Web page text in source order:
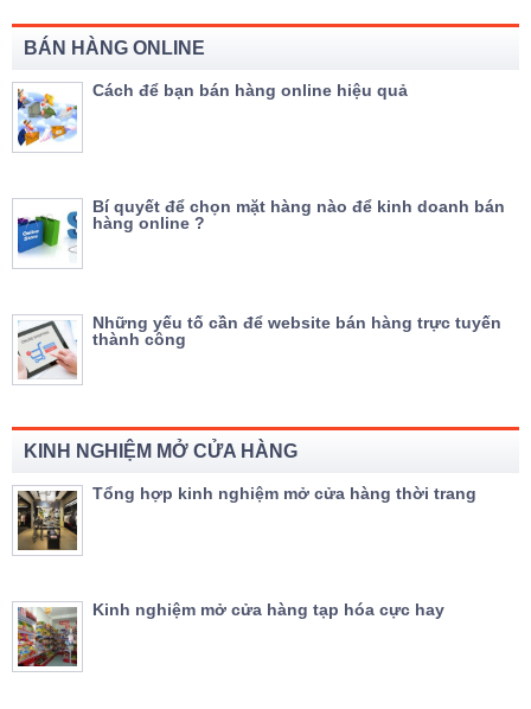
BÁN HÀNG ONLINE
Cách để bạn bán hàng online hiệu quả
Bí quyết để chọn mặt hàng nào để kinh doanh bán
hàng online ?
Những yếu tố cần để website bán hàng trực tuyến
thành công
KINH NGHIỆM MỞ CỬA HÀNG
Tổng hợp kinh nghiệm mở cửa hàng thời trang
Kinh nghiệm mở cửa hàng tạp hóa cực hay